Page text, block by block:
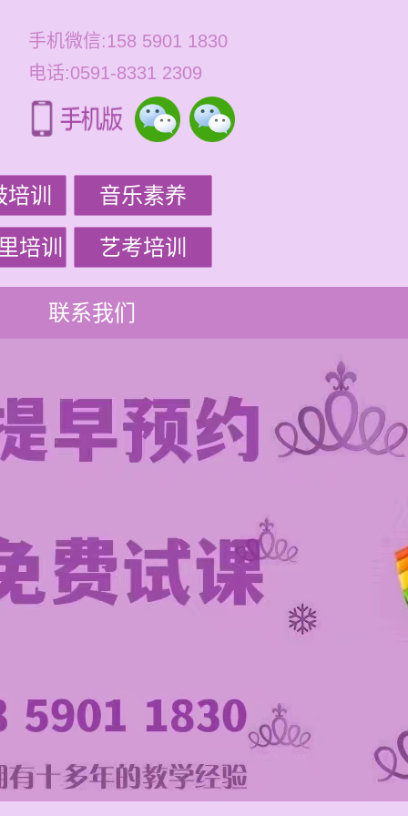
手机微信:158 5901 1830
电话:0591-8331 2309
训 音乐素养
培训 艺考培训
联系我们